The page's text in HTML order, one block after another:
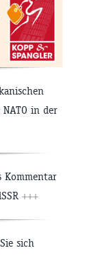
in der
Kommentar
+++
sich